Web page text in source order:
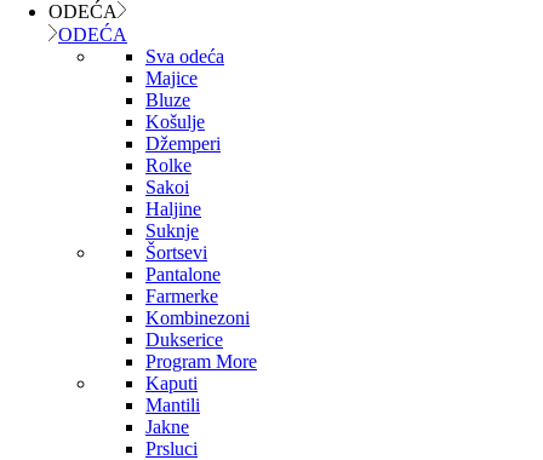
ODEĆA
ODEĆA
Sva odeća
Majice
Bluze
Košulje
Džemperi
Rolke
Sakoi
Haljine
Suknje
Šortsevi
Pantalone
Farmerke
Kombinezoni
Dukserice
Program More
Kaputi
Mantili
Jakne
Prsluci